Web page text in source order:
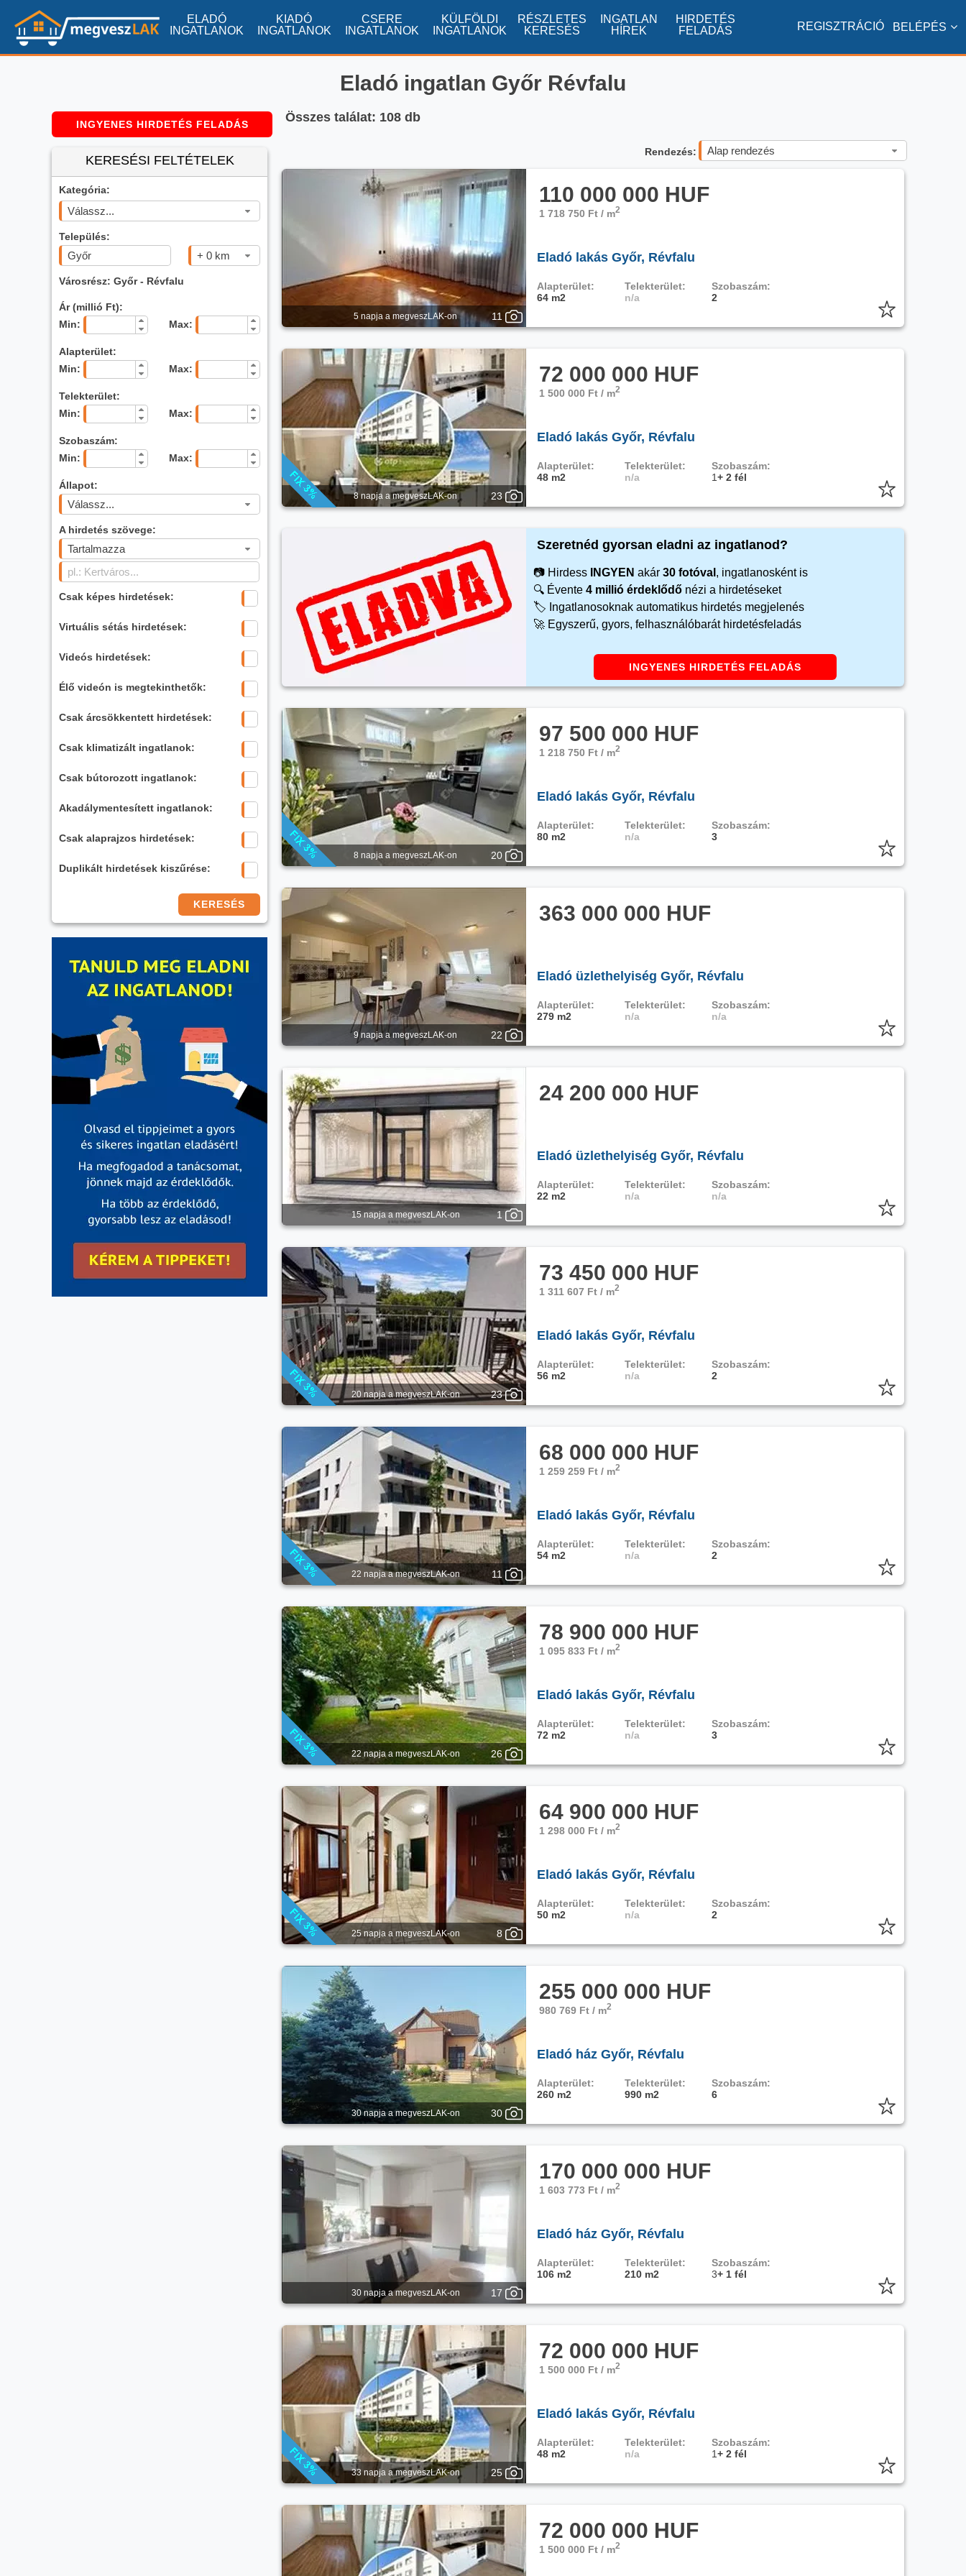
ELADÓ
INGATLANOK
KIADÓ
INGATLANOK
CSERE
INGATLANOK
KÜLFÖLDI
INGATLANOK
RÉSZLETES
KERESÉS
INGATLAN
HÍREK
HIRDETÉS
FELADÁS
BELÉPÉS
REGISZTRÁCIÓ
Eladó ingatlan Győr Révfalu
INGYENES HIRDETÉS FELADÁS
KERESÉSI FELTÉTELEK
Kategória:
Válassz...
Település:
+ 0 km
Városrész: Győr - Révfalu
Ár (millió Ft):
Min:
Max:
Alapterület:
Min:
Max:
Telekterület:
Min:
Max:
Szobaszám:
Min:
Max:
Állapot:
Válassz...
A hirdetés szövege:
Tartalmazza
Csak képes hirdetések:
Virtuális sétás hirdetések:
Videós hirdetések:
Élő videón is megtekinthetők:
Csak árcsökkentett hirdetések:
Csak klimatizált ingatlanok:
Csak bútorozott ingatlanok:
Akadálymentesített ingatlanok:
Csak alaprajzos hirdetések:
Duplikált hirdetések kiszűrése:
Rendezés: Alap rendezés
KERESÉS
Összes találat: 108 db
5 napja a megveszLAK-on 11
110 000 000 HUF
1 718 750 Ft / m2
Eladó lakás Győr, Révfalu
Alapterület:
64 m2
Telekterület:
n/a
Szobaszám:
2
8 napja a megveszLAK-on 23
72 000 000 HUF
1 500 000 Ft / m2
Eladó lakás Győr, Révfalu
Alapterület:
48 m2
Telekterület:
n/a
Szobaszám:
1+ 2 fél
Szeretnéd gyorsan eladni az ingatlanod?
📷 Hirdess INGYEN akár 30 fotóval , ingatlanosként is
🔍 Évente 4 millió érdeklődő nézi a hirdetéseket
🏷️ Ingatlanosoknak automatikus hirdetés megjelenés
🚀 Egyszerű, gyors, felhasználóbarát hirdetésfeladás
INGYENES HIRDETÉS FELADÁS
8 napja a megveszLAK-on 20
97 500 000 HUF
1 218 750 Ft / m2
Eladó lakás Győr, Révfalu
Alapterület:
80 m2
Telekterület:
n/a
Szobaszám:
3
9 napja a megveszLAK-on 22
363 000 000 HUF
Eladó üzlethelyiség Győr, Révfalu
Alapterület:
279 m2
Telekterület:
n/a
Szobaszám:
n/a
15 napja a megveszLAK-on 1
24 200 000 HUF
Eladó üzlethelyiség Győr, Révfalu
Alapterület:
22 m2
Telekterület:
n/a
Szobaszám:
n/a
20 napja a megveszLAK-on 23
73 450 000 HUF
1 311 607 Ft / m2
Eladó lakás Győr, Révfalu
Alapterület:
56 m2
Telekterület:
n/a
Szobaszám:
2
22 napja a megveszLAK-on 11
68 000 000 HUF
1 259 259 Ft / m2
Eladó lakás Győr, Révfalu
Alapterület:
54 m2
Telekterület:
n/a
Szobaszám:
2
22 napja a megveszLAK-on 26
78 900 000 HUF
1 095 833 Ft / m2
Eladó lakás Győr, Révfalu
Alapterület:
72 m2
Telekterület:
n/a
Szobaszám:
3
25 napja a megveszLAK-on 8
64 900 000 HUF
1 298 000 Ft / m2
Eladó lakás Győr, Révfalu
Alapterület:
50 m2
Telekterület:
n/a
Szobaszám:
2
30 napja a megveszLAK-on 30
255 000 000 HUF
980 769 Ft / m2
Eladó ház Győr, Révfalu
Alapterület:
260 m2
Telekterület:
990 m2
Szobaszám:
6
30 napja a megveszLAK-on 17
170 000 000 HUF
1 603 773 Ft / m2
Eladó ház Győr, Révfalu
Alapterület:
106 m2
Telekterület:
210 m2
Szobaszám:
3+ 1 fél
33 napja a megveszLAK-on 25
72 000 000 HUF
1 500 000 Ft / m2
Eladó lakás Győr, Révfalu
Alapterület:
48 m2
Telekterület:
n/a
Szobaszám:
1+ 2 fél
72 000 000 HUF
1 500 000 Ft / m2